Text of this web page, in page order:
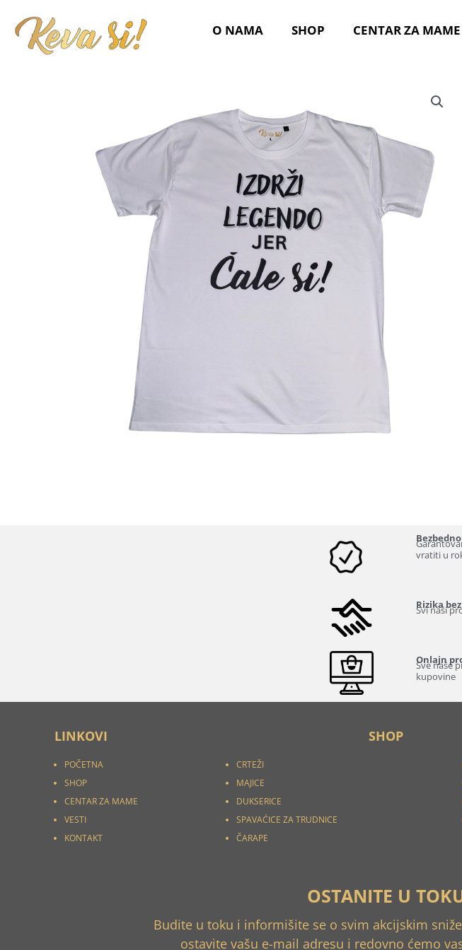
sadržaj
O NAMA SHOP CENTAR ZA MAME
vratiti u
Rizika bez
Svi naši
Onlajn
Sve naše
kupovine
LINKOVI
POČETNA
SHOP
CENTAR ZA MAME
VESTI
KONTAKT
SHOP
CRTEŽI
MAJICE
DUKSERICE
SPAVAĆICE ZA TRUDNICE
ČARAPE
OSTANITE U
Budite u toku i informišite se o svim akcijskim
ostavite vašu e-mail adresu i redovno ćemo